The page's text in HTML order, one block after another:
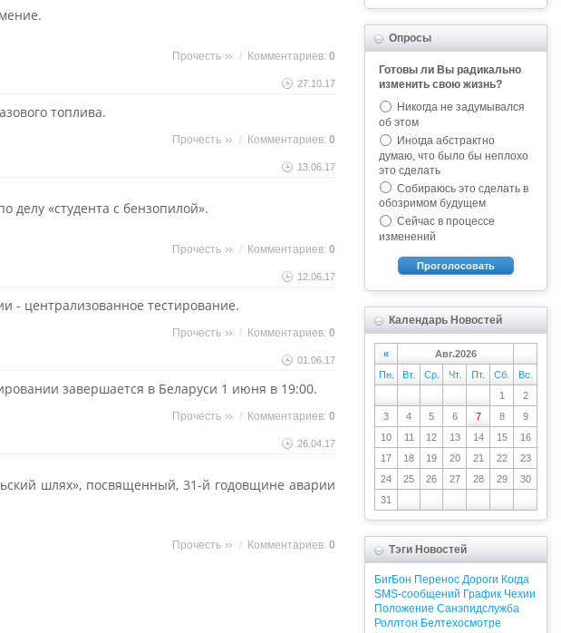
Прочесть / Комментариев: 0
27.10.17
топлива.
Прочесть / Комментариев: 0
13.06.17
делу «студента с бензопилой».
Прочесть / Комментариев: 0
12.06.17
- централизованное тестирование.
Прочесть / Комментариев: 0
01.06.17
завершается в Беларуси 1 июня в 19:00.
Прочесть / Комментариев: 0
26.04.17
шлях», посвященный, 31-й годовщине аварии
Прочесть / Комментариев: 0
Опросы
Готовы ли Вы радикально
изменить свою жизнь?
Никогда не задумывался
об этом
Иногда абстрактно
думаю, что было бы неплохо
это сделать
Собираюсь это сделать в
обозримом будущем
Сейчас в процессе
изменений
Проголосовать
Календарь Новостей
«
Авг.2026
Пн.
Вт. Ср. Чт. Пт. Сб.
Вс.
1
2
3
4 5 6 7 8
9
10
11 12 13 14 15
16
17
18 19 20 21 22
23
24
25 26 27 28 29
30
31
Тэги Новостей
БигБон Перенос Дороги Когда
SMS-сообщений График Чехии
Положение Санэпидслужба
Роллтон Белтехосмотре